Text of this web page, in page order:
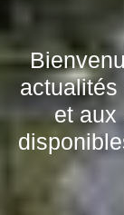
et aux